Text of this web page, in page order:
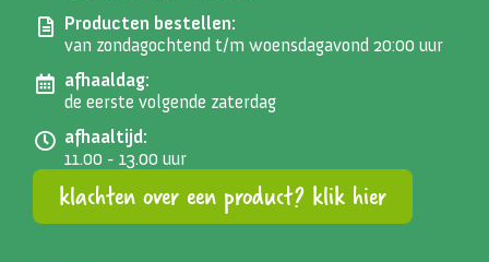
Producten bestellen:
van zondagochtend t/m woensdagavond 20:00 uur
afhaaldag:
de eerste volgende zaterdag
afhaaltijd:
11.00 - 13.00 uur
klachten over een product? klik hier